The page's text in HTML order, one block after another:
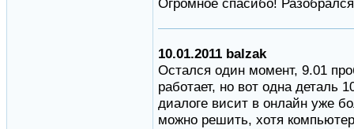
Огромное спасибо!
10.01.2011 balzak
Остался один момент, 9.01
работает, но вот одна деталь
диалоге висит в онлайн уже
можно решить, хотя